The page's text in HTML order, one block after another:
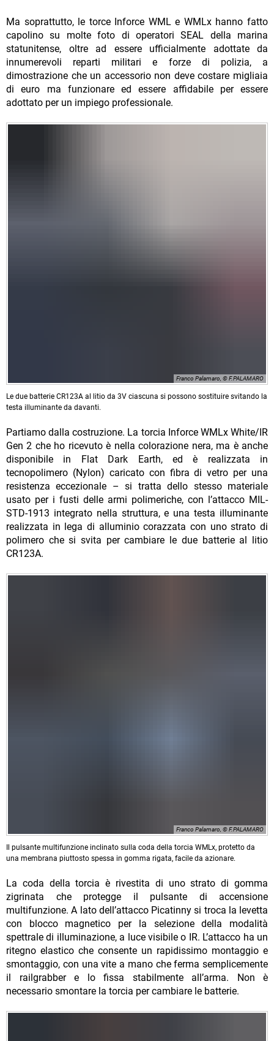
Ma soprattutto, le torce Inforce WML e WMLx hanno fatto
capolino su molte foto di operatori SEAL della marina
statunitense, oltre ad essere ufficialmente adottate da
innumerevoli reparti militari e forze di polizia, a
dimostrazione che un accessorio non deve costare migliaia
di euro ma funzionare ed essere affidabile per essere
adottato per un impiego professionale.
Franco Palamaro, © F.PALAMARO
Le due batterie CR123A al litio da 3V ciascuna si possono sostituire svitando la
testa illuminante da davanti.
Partiamo dalla costruzione. La torcia Inforce WMLx White/IR
Gen 2 che ho ricevuto è nella colorazione nera, ma è anche
disponibile in Flat Dark Earth, ed è realizzata in
tecnopolimero (Nylon) caricato con fibra di vetro per una
resistenza eccezionale – si tratta dello stesso materiale
usato per i fusti delle armi polimeriche, con l’attacco MIL-
STD-1913 integrato nella struttura, e una testa illuminante
realizzata in lega di alluminio corazzata con uno strato di
polimero che si svita per cambiare le due batterie al litio
CR123A.
Franco Palamaro, © F.PALAMARO
Il pulsante multifunzione inclinato sulla coda della torcia WMLx, protetto da
una membrana piuttosto spessa in gomma rigata, facile da azionare.
La coda della torcia è rivestita di uno strato di gomma
zigrinata che protegge il pulsante di accensione
multifunzione. A lato dell’attacco Picatinny si troca la levetta
con blocco magnetico per la selezione della modalità
spettrale di illuminazione, a luce visibile o IR. L’attacco ha un
ritegno elastico che consente un rapidissimo montaggio e
smontaggio, con una vite a mano che ferma semplicemente
il railgrabber e lo fissa stabilmente all’arma. Non è
necessario smontare la torcia per cambiare le batterie.